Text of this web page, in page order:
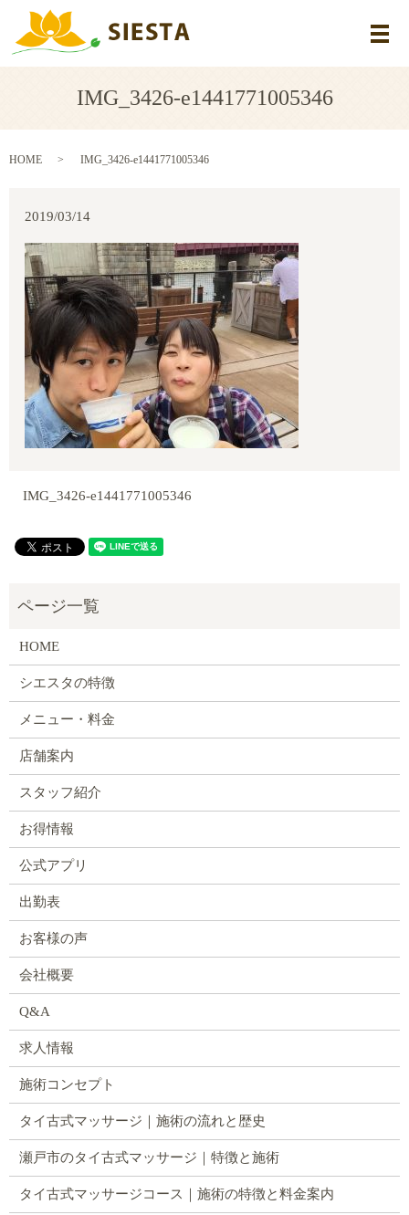
メ
IMG_3426-e1441771005346
HOME IMG_3426-e1441771005346
2019/03/14
IMG_3426-e1441771005346
HOME
シエスタの特徴
メニュー・料金
店舗案内
スタッフ紹介
お得情報
公式アプリ
出勤表
お客様の声
会社概要
Q&A
求人情報
施術コンセプト
タイ古式マッサージ｜施術の流れと歴史
瀬戸市のタイ古式マッサージ｜特徴と施術
タイ古式マッサージコース｜施術の特徴と料金案内